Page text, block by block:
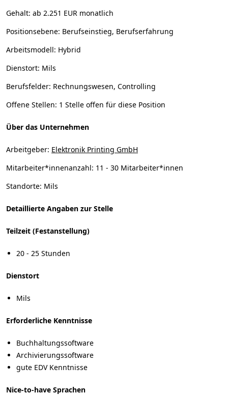
Gehalt: ab 2.251 EUR monatlich
Positionsebene: Berufseinstieg, Berufserfahrung
Arbeitsmodell: Hybrid
Dienstort: Mils
Berufsfelder: Rechnungswesen, Controlling
Offene Stellen: 1 Stelle offen für diese Position
Über das Unternehmen
Arbeitgeber: Elektronik Printing GmbH
Mitarbeiter*innenanzahl: 11 - 30 Mitarbeiter*innen
Standorte: Mils
Detaillierte Angaben zur Stelle
Teilzeit (Festanstellung)
20 - 25 Stunden
Dienstort
Mils
Erforderliche Kenntnisse
Buchhaltungssoftware
Archivierungssoftware
gute EDV Kenntnisse
Nice-to-have Sprachen